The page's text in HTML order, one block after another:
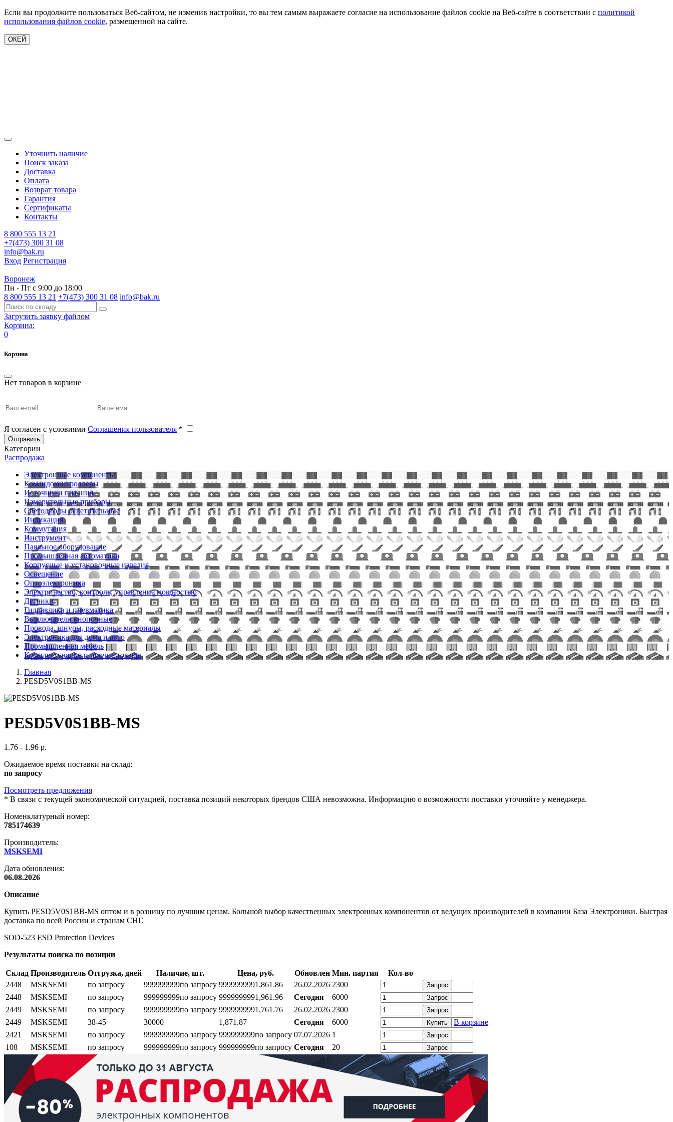
Если вы продолжите пользоваться Веб-сайтом, не изменив настройки, то вы тем самым выражаете согласие на использование файлов cookie на Веб-сайте в соответствии с политикой
использования файлов cookie, размещенной на сайте.
ОКЕЙ
Уточнить наличие
Поиск заказа
Доставка
Оплата
Возврат товара
Гарантия
Сертификаты
Контакты
8 800 555 13 21
+7(473) 300 31 08
info@bak.ru
Вход Регистрация
Воронеж
Пн - Пт с 9:00 до 18:00
8 800 555 13 21 +7(473) 300 31 08 info@bak.ru
Загрузить заявку файлом
Корзина:
0
Корзина
Нет товаров в корзине
Я согласен с условиями Соглашения пользователя *
Отправить
Категории
Распродажа
Электронные компоненты
Командоконтроллеры
Источники питания
Измерительные приборы
Светодиоды осветительные
Индикация
Коммутация
Инструмент
Паяльное оборудование
Промышленная автоматика
Корпусные и установочные изделия
Освещение
Оптоэлектроника
Электричество, контроль, управление мощностью
Датчики
Гидравлика и пневматика
Выключатели кнопочные
Провода, шнуры, расходные материалы
Электроника для дома и авто
Промышленная мебель
Комплектующие и прочие товары
Главная
PESD5V0S1BB-MS
PESD5V0S1BB-MS
1.76 - 1.96 р.
Ожидаемое время поставки на склад:
по запросу
Посмотреть предложения
* В связи с текущей экономической ситуацией, поставка позиций некоторых брендов США невозможна. Информацию о возможности поставки уточняйте у менеджера.
Номенклатурный номер:
785174639
Производитель:
MSKSEMI
Дата обновления:
06.08.2026
Описание
Купить PESD5V0S1BB-MS оптом и в розницу по лучшим ценам. Большой выбор качественных электронных компонентов от ведущих производителей в компании База Электроники. Быстрая
доставка по всей России и странам СНГ.
SOD-523 ESD Protection Devices
Результаты поиска по позиции
Склад Производитель Отгрузка, дней Наличие, шт. Цена, руб. Обновлен Мин. партия
Кол-во
2448
MSKSEMI по запросу 999999999по запросу 9999999991,861.86 26.02.2026 2300 Запрос
2448 MSKSEMI по запросу 999999999по запросу 9999999991,961.96 Сегодня 6000 Запрос
2449 MSKSEMI по запросу 999999999по запросу 9999999991,761.76 26.02.2026 2300 Запрос
2449 MSKSEMI 38-45 30000 1,871.87 Сегодня 6000 Купить
В корзине
2421
MSKSEMI по запросу 999999999по запросу 999999999по запросу 07.07.2026 1 Запрос
108 MSKSEMI по запросу 999999999по запросу 999999999по запросу Сегодня 20 Запрос